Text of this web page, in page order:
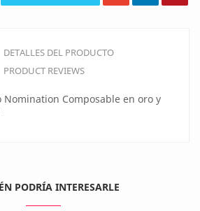
DETALLES DEL PRODUCTO
PRODUCT REVIEWS
Nomination Composable en oro y
PODRÍA INTERESARLE